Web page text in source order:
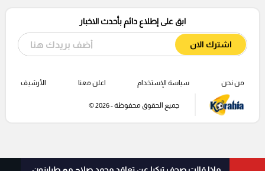
ابق على إطلاع دائم بأحدث الاخبار
اشترك الان
من نحن سياسة الإستخدام اعلن معنا الأرشيف
جميع الحقوق محفوظة - 2026 ©